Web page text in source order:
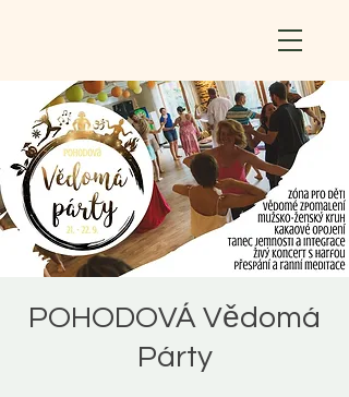
POHODOVÁ Vědomá
Párty